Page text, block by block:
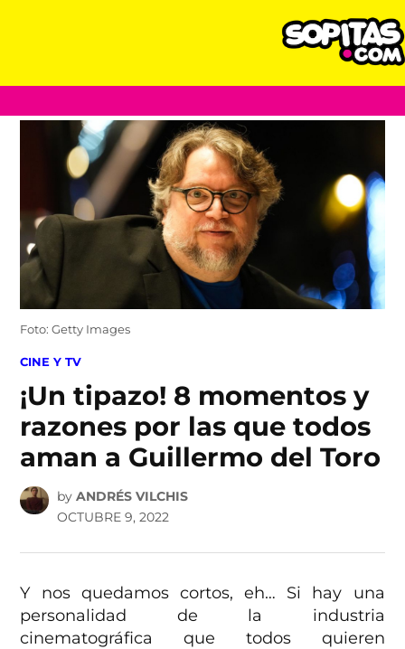
Skip
to
Foto: Getty Images
POSTED
CINE Y TV
¡Un tipazo! 8 momentos y
razones por las que todos
aman a Guillermo del Toro
by ANDRÉS VILCHIS
OCTUBRE 9, 2022
Y nos quedamos cortos, eh… Si hay una
personalidad de la industria
cinematográfica que todos quieren